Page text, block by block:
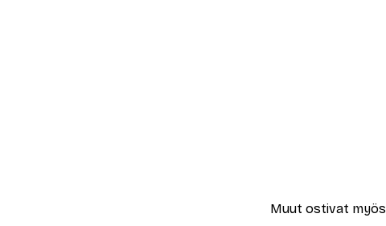
Muut ostivat myös